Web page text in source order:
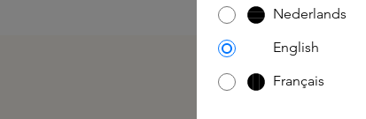
Nederlands
English
Français